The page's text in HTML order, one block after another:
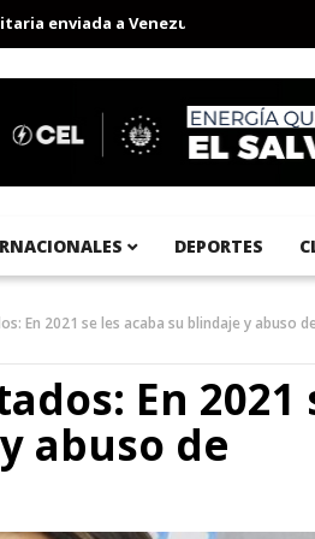
a Venezuela Aeropuerto
DEPORTES
En 2021 se les acaba su blindaje y abuso de
En 2021
abuso de